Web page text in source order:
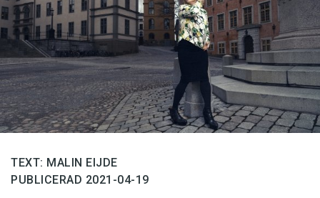
TEXT: MALIN EIJDE
PUBLICERAD 2021-04-19